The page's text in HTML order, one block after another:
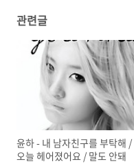
관련글
윤하 - 내 남자친구를 부탁해 /
오늘 헤어졌어요 / 말도 안돼